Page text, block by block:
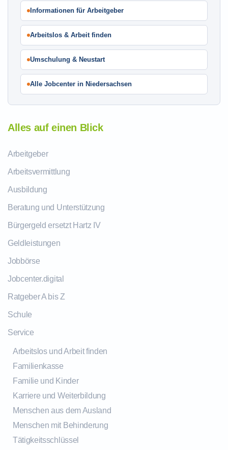
Informationen für Arbeitgeber
Arbeitslos & Arbeit finden
Umschulung & Neustart
Alle Jobcenter in Niedersachsen
Alles auf einen Blick
Arbeitgeber
Arbeitsvermittlung
Ausbildung
Beratung und Unterstützung
Bürgergeld ersetzt Hartz IV
Geldleistungen
Jobbörse
Jobcenter.digital
Ratgeber A bis Z
Schule
Service
Arbeitslos und Arbeit finden
Familienkasse
Familie und Kinder
Karriere und Weiterbildung
Menschen aus dem Ausland
Menschen mit Behinderung
Tätigkeitsschlüssel